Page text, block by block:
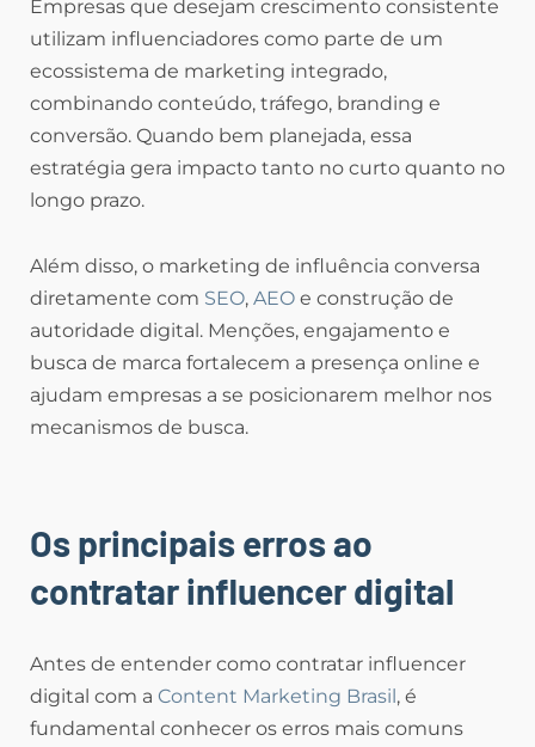
Empresas que desejam crescimento consistente
utilizam influenciadores como parte de um
ecossistema de marketing integrado,
combinando conteúdo, tráfego, branding e
conversão. Quando bem planejada, essa
estratégia gera impacto tanto no curto quanto no
longo prazo.
Além disso, o marketing de influência conversa
diretamente com SEO, AEO e construção de
autoridade digital. Menções, engajamento e
busca de marca fortalecem a presença online e
ajudam empresas a se posicionarem melhor nos
mecanismos de busca.
Os principais erros ao
contratar influencer digital
Antes de entender como contratar influencer
digital com a Content Marketing Brasil, é
fundamental conhecer os erros mais comuns